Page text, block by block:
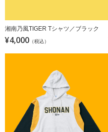
湘南乃風TIGER Tシャツ／ブラック
¥4,000 （税込）